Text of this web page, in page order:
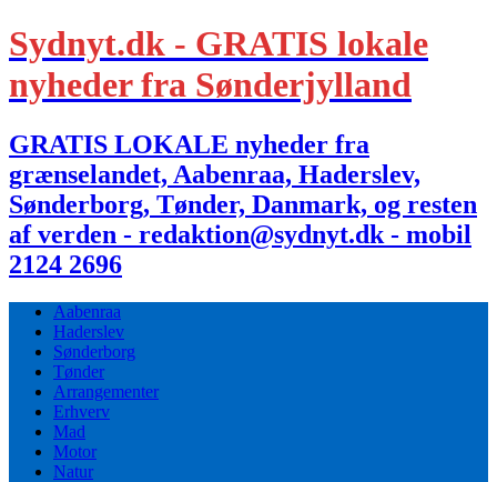
Sydnyt.dk - GRATIS lokale
nyheder fra Sønderjylland
GRATIS LOKALE nyheder fra
grænselandet, Aabenraa, Haderslev,
Sønderborg, Tønder, Danmark, og resten
af verden - redaktion@sydnyt.dk - mobil
2124 2696
Aabenraa
Haderslev
Sønderborg
Tønder
Arrangementer
Erhverv
Mad
Motor
Natur